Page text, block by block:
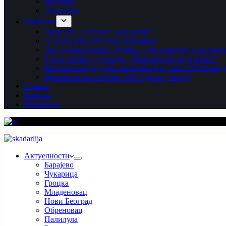
Лазаревац
Пројекти
Пројекат „Легенде Скадарлије“
О необичним Руским обичајима
Две љубави Јована Дучића – дипломатија и
Руски кораци у Србији: „Манифестације и живот“
Интелигенција у ери информација, како АИ
Црњански кроз време: 150 година утицаја
О нама
Контакт
Импресум
Актуелности
Барајево
Чукарица
Гроцка
Младеновац
Нови Београд
Обреновац
Палилула